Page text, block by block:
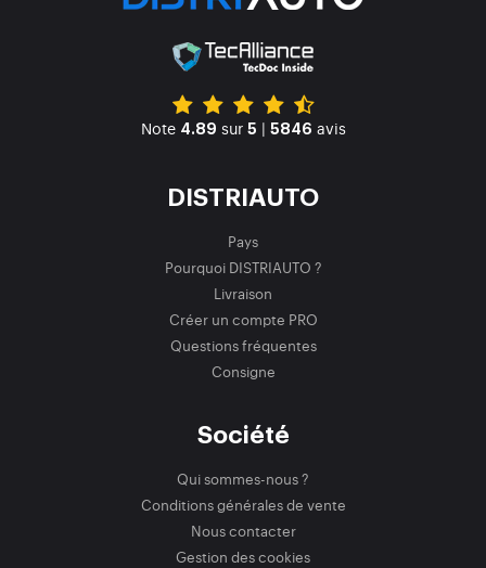
Note 4.89 sur 5 | 5846 avis
DISTRIAUTO
Pays
Pourquoi DISTRIAUTO ?
Livraison
Créer un compte PRO
Questions fréquentes
Consigne
Société
Qui sommes-nous ?
Conditions générales de vente
Nous contacter
Gestion des cookies